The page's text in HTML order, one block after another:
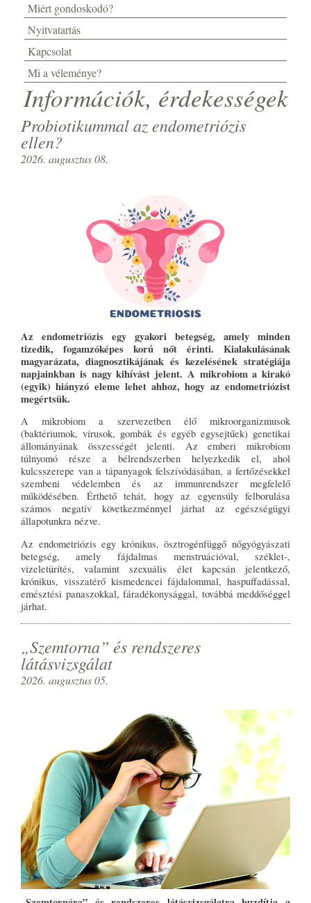
Miért gondoskodó?
Nyitvatartás
Kapcsolat
Mi a véleménye?
Információk, érdekességek
Probiotikummal az endometriózis
ellen?
2026. augusztus 08.
Az endometriózis egy gyakori betegség, amely minden
tizedik, fogamzóképes korú nőt érinti. Kialakulásának
magyarázata, diagnosztikájának és kezelésének stratégiája
napjainkban is nagy kihívást jelent. A mikrobiom a kirakó
(egyik) hiányzó eleme lehet ahhoz, hogy az endometriózist
megértsük.
A mikrobiom a szervezetben élő mikroorganizmusok
(baktériumok, vírusok, gombák és egyéb egysejtűek) genetikai
állományának összességét jelenti. Az emberi mikrobiom
túlnyomó része a bélrendszerben helyezkedik el, ahol
kulcsszerepe van a tápanyagok felszívódásában, a fertőzésekkel
szembeni védelemben és az immunrendszer megfelelő
működésében. Érthető tehát, hogy az egyensúly felborulása
számos negatív következménnyel járhat az egészségügyi
állapotunkra nézve.
Az endometriózis egy krónikus, ösztrogénfüggő nőgyógyászati
betegség, amely fájdalmas menstruációval, széklet-,
vizeletürítés, valamint szexuális élet kapcsán jelentkező,
krónikus, visszatérő kismedencei fájdalommal, haspuffadással,
emésztési panaszokkal, fáradékonysággal, továbbá meddőséggel
járhat.
„Szemtorna” és rendszeres
látásvizsgálat
2026. augusztus 05.